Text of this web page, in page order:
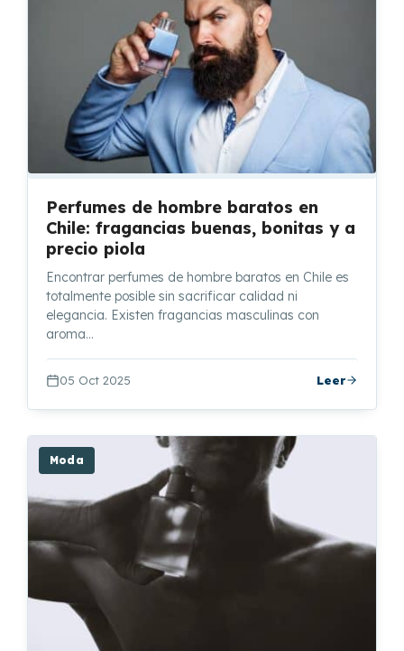
Perfumes de hombre baratos en
Chile: fragancias buenas, bonitas y a
precio piola
Encontrar perfumes de hombre baratos en Chile es
totalmente posible sin sacrificar calidad ni
elegancia. Existen fragancias masculinas con
aroma…
05 Oct 2025 Leer
Moda